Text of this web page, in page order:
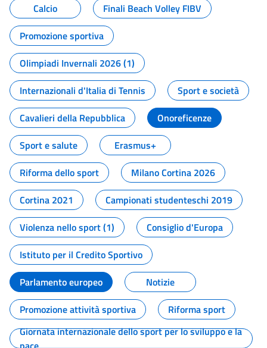
Calcio
Finali Beach Volley FIBV
Promozione sportiva
Olimpiadi Invernali 2026 (1)
Internazionali d'Italia di Tennis
Sport e società
Cavalieri della Repubblica
Onoreficenze
Sport e salute
Erasmus+
Riforma dello sport
Milano Cortina 2026
Cortina 2021
Campionati studenteschi 2019
Violenza nello sport (1)
Consiglio d'Europa
Istituto per il Credito Sportivo
Parlamento europeo
Notizie
Promozione attività sportiva
Riforma sport
Giornata internazionale dello sport per lo sviluppo e la